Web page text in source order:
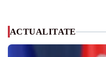
ACTUALITATE